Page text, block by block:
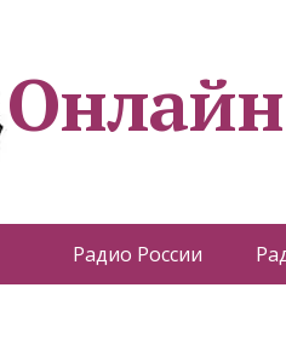
Радио России